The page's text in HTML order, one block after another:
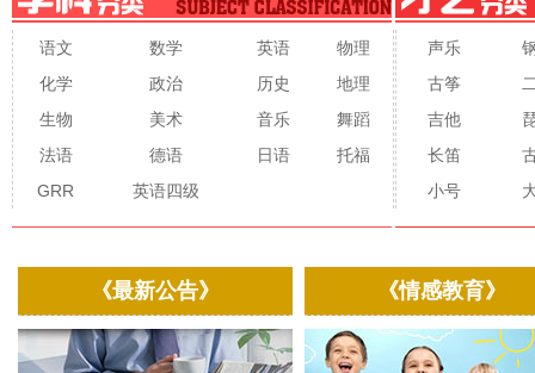
语文 数学 英语
物理
化学
政治 历史
地理
生物
美术 音乐
舞蹈
法语
德语 日语
托福
GRR
英语四级
声乐
古筝
吉他
长笛
小号
《最新公告》 《情感教育》